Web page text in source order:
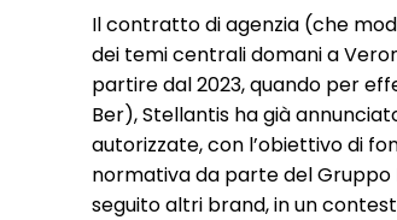
Il contratto di agenzia (che
dei temi centrali domani a
partire dal 2023, quando per
Ber), Stellantis ha già
autorizzate, con l’obiettivo di
normativa da parte del Gruppo
seguito altri brand, in un